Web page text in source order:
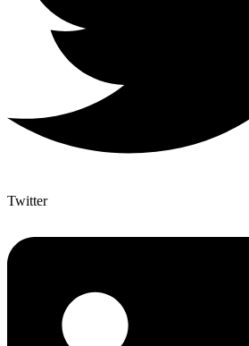
Twitter